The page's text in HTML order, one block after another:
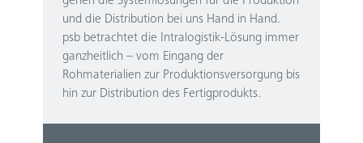
und die Distribution bei uns Hand in Hand.
psb betrachtet die Intralogistik-Lösung immer
ganzheitlich – vom Eingang der
Rohmaterialien zur Produktionsversorgung bis
hin zur Distribution des Fertigprodukts.